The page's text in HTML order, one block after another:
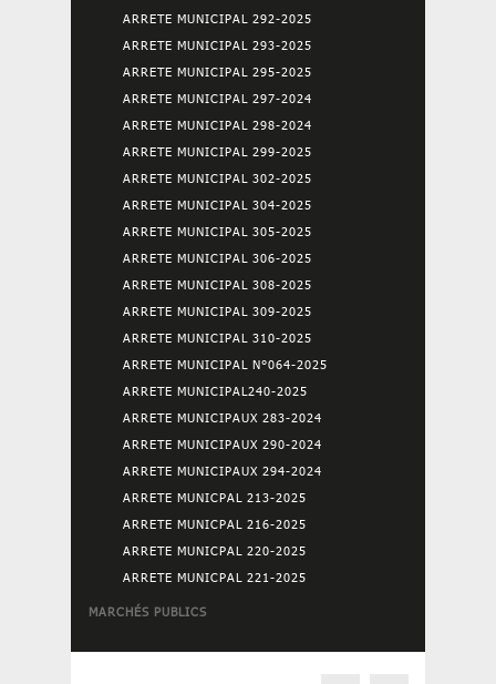
ARRETE MUNICIPAL 292-2025
ARRETE MUNICIPAL 293-2025
ARRETE MUNICIPAL 295-2025
ARRETE MUNICIPAL 297-2024
ARRETE MUNICIPAL 298-2024
ARRETE MUNICIPAL 299-2025
ARRETE MUNICIPAL 302-2025
ARRETE MUNICIPAL 304-2025
ARRETE MUNICIPAL 305-2025
ARRETE MUNICIPAL 306-2025
ARRETE MUNICIPAL 308-2025
ARRETE MUNICIPAL 309-2025
ARRETE MUNICIPAL 310-2025
ARRETE MUNICIPAL N°064-2025
ARRETE MUNICIPAL240-2025
ARRETE MUNICIPAUX 283-2024
ARRETE MUNICIPAUX 290-2024
ARRETE MUNICIPAUX 294-2024
ARRETE MUNICPAL 213-2025
ARRETE MUNICPAL 216-2025
ARRETE MUNICPAL 220-2025
ARRETE MUNICPAL 221-2025
MARCHÉS PUBLICS